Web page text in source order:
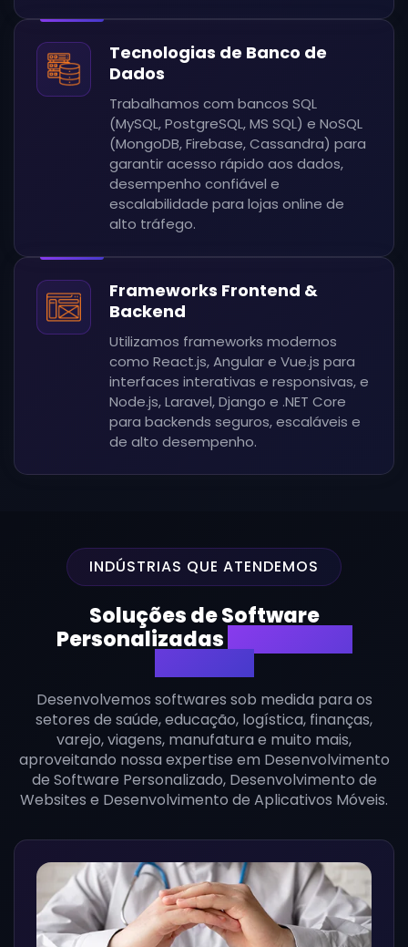
Tecnologias de Banco de
Dados
Trabalhamos com bancos SQL
(MySQL, PostgreSQL, MS SQL) e NoSQL
(MongoDB, Firebase, Cassandra) para
garantir acesso rápido aos dados,
desempenho confiável e
escalabilidade para lojas online de
alto tráfego.
Frameworks Frontend &
Backend
Utilizamos frameworks modernos
como React.js, Angular e Vue.js para
interfaces interativas e responsivas, e
Node.js, Laravel, Django e .NET Core
para backends seguros, escaláveis e
de alto desempenho.
INDÚSTRIAS QUE ATENDEMOS
Soluções de Software
Personalizadas
Desenvolvemos softwares sob medida para os
setores de saúde, educação, logística, finanças,
varejo, viagens, manufatura e muito mais,
aproveitando nossa expertise em Desenvolvimento
de Software Personalizado, Desenvolvimento de
Websites e Desenvolvimento de Aplicativos Móveis.